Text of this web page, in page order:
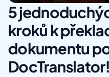
5
kroků k
dokumentu
DocTranslator!